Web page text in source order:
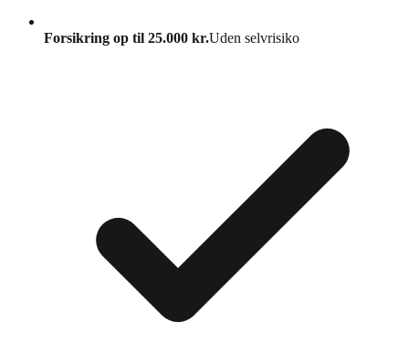
Forsikring op til 25.000 kr.Uden selvrisiko